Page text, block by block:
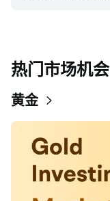
热门市场机会
黄金